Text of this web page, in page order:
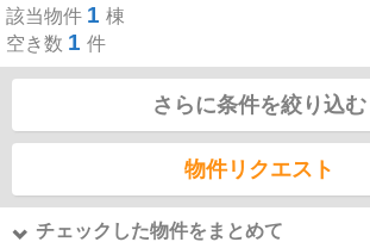
該当物件 1 棟
空き数 1 件
さらに条件を絞り込む
物件リクエスト
チェックした物件をまとめて